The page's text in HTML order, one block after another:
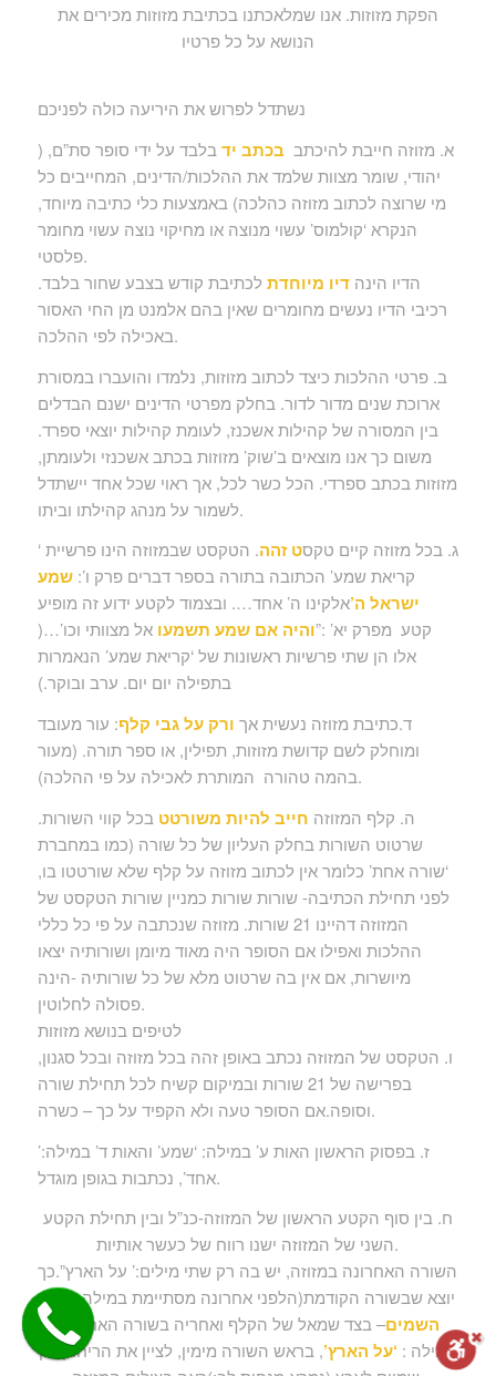
הפקת מזוזות. אנו שמלאכתנו בכתיבת מזוזות מכירים את
הנושא על כל פרטיו
נשתדל לפרוש את היריעה כולה לפניכם
א. מזוזה חייבת להיכתב בכתב יד בלבד על ידי סופר סת”ם, (
יהודי, שומר מצוות שלמד את ההלכות/הדינים, המחייבים כל
מי שרוצה לכתוב מזוזה כהלכה) באמצעות כלי כתיבה מיוחד,
הנקרא ‘קולמוס’ עשוי מנוצה או מחיקוי נוצה עשוי מחומר
פלסטי.
הדיו הינהדיו מיוחדת לכתיבת קודש בצבע שחור בלבד.
רכיבי הדיו נעשים מחומרים שאין בהם אלמנט מן החי האסור
באכילה לפי ההלכה.
ב. פרטי ההלכות כיצד לכתוב מזוזות, נלמדו והועברו במסורת
ארוכת שנים מדור לדור. בחלק מפרטי הדינים ישנם הבדלים
בין המסורה של קהילות אשכנז, לעומת קהילות יוצאי ספרד.
משום כך אנו מוצאים ב’שוק’ מזוזות בכתב אשכנזי ולעומתן,
מזוזות בכתב ספרדי. הכל כשר לכל, אך ראוי שכל אחד יישתדל
לשמור על מנהג קהילתו וביתו.
ג. בכל מזוזה קיים טקסט זהה. הטקסט שבמזוזה הינו פרשיית ‘
קריאת שמע’ הכתובה בתורה בספר דברים פרק ו’: שמע
ישראל ה’אלקינו ה’ אחד…. ובצמוד לקטע ידוע זה מופיע
קטע מפרק יא’ :”והיה אם שמע תשמעו אל מצוותי וכו’…(
אלו הן שתי פרשיות ראשונות של ‘קריאת שמע’ הנאמרות
בתפילה יום יום. ערב ובוקר.)
ד.כתיבת מזוזה נעשית אך ורק על גבי קלף: עור מעובד
ומוחלק לשם קדושת מזוזות, תפילין, או ספר תורה. (מעור
בהמה טהורה המותרת לאכילה על פי ההלכה).
ה. קלף המזוזה חייב להיות משורטט בכל קווי השורות.
שרטוט השורות בחלק העליון של כל שורה (כמו במחברת
‘שורה אחת’ כלומר אין לכתוב מזוזה על קלף שלא שורטטו בו,
לפני תחילת הכתיבה- שורות שורות כמניין שורות הטקסט של
המזוזה דהיינו 21 שורות. מזוזה שנכתבה על פי כל כללי
ההלכות ואפילו אם הסופר היה מאוד מיומן ושורותיה יצאו
מיושרות, אם אין בה שרטוט מלא של כל שורותיה -הינה
פסולה לחלוטין.
לטיפים בנושא מזוזות
ו. הטקסט של המזוזה נכתב באופן זהה בכל מזוזה ובכל סגנון,
בפרישה של 21 שורות ובמיקום קשיח לכל תחילת שורה
וסופה.אם הסופר טעה ולא הקפיד על כך – כשרה.
ז. בפסוק הראשון האות ע’ במילה: ‘שמע’ והאות ד’ במילה:’
אחד’, נכתבות בגופן מוגדל.
ח. בין סוף הקטע הראשון של המזוזה-כנ”ל ובין תחילת הקטע
השני של המזוזה ישנו רווח של כעשר אותיות.
השורה האחרונה במזוזה, יש בה רק שתי מילים:’ על הארץ”.כך
יוצא שבשורה הקודמת(הלפני אחרונה מסתיימת במילה:כימי
השמים– בצד שמאל של הקלף ואחריה בשורה האחרונה
המילה : ‘על הארץ’, בראש השורה מימין, לציין את הריחוק בין